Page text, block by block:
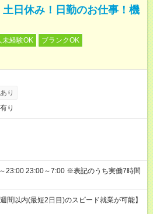
日休み！日勤のお仕事！機
未経験OK
ブランクOK
り
り
～7:00 ※表記のうち実働7時間
間以内(最短2日目)のスピード就業が可能】